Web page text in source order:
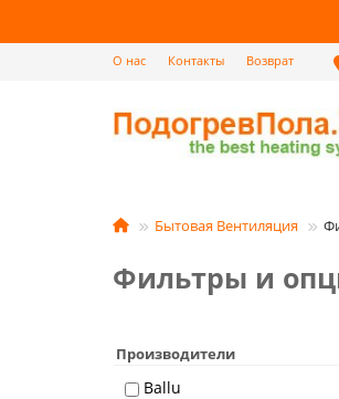
О нас Контакты Возврат
Бытовая Вентиляция
Фильтры и
Производители
Ballu